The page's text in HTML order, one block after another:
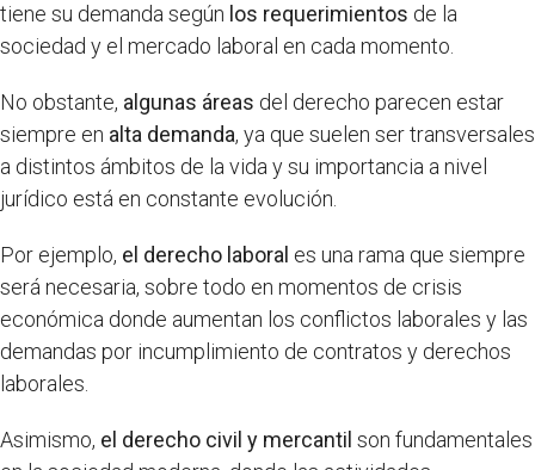
tiene su demanda según los requerimientos de la
sociedad y el mercado laboral en cada momento.
No obstante, algunas áreas del derecho parecen estar
siempre en alta demanda, ya que suelen ser transversales
a distintos ámbitos de la vida y su importancia a nivel
jurídico está en constante evolución.
Por ejemplo, el derecho laboral es una rama que siempre
será necesaria, sobre todo en momentos de crisis
económica donde aumentan los conflictos laborales y las
demandas por incumplimiento de contratos y derechos
laborales.
Asimismo, el derecho civil y mercantil son fundamentales